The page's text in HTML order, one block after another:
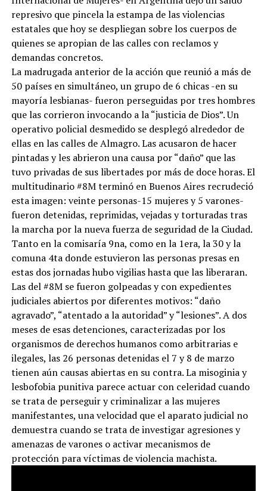
represivo que pincela la estampa de las violencias
estatales que hoy se despliegan sobre los cuerpos de
quienes se apropian de las calles con reclamos y
demandas concretos.
La madrugada anterior de la acción que reunió a más de
50 países en simultáneo, un grupo de 6 chicas -en su
mayoría lesbianas- fueron perseguidas por tres hombres
que las corrieron invocando a la “justicia de Dios”. Un
operativo policial desmedido se desplegó alrededor de
ellas en las calles de Almagro. Las acusaron de hacer
pintadas y les abrieron una causa por “daño” que las
tuvo privadas de sus libertades por más de doce horas. El
multitudinario #8M terminó en Buenos Aires recrudeció
esta imagen: veinte personas-15 mujeres y 5 varones-
fueron detenidas, reprimidas, vejadas y torturadas tras
la marcha por la nueva fuerza de seguridad de la Ciudad.
Tanto en la comisaría 9na, como en la 1era, la 30 y la
comuna 4ta donde estuvieron las personas presas en
estas dos jornadas hubo vigilias hasta que las liberaran.
Las del #8M se fueron golpeadas y con expedientes
judiciales abiertos por diferentes motivos: “daño
agravado”, “atentado a la autoridad” y “lesiones”. A dos
meses de esas detenciones, caracterizadas por los
organismos de derechos humanos como arbitrarias e
ilegales, las 26 personas detenidas el 7 y 8 de marzo
tienen aún causas abiertas en su contra. La misoginia y
lesbofobia punitiva parece actuar con celeridad cuando
se trata de perseguir y criminalizar a las mujeres
manifestantes, una velocidad que el aparato judicial no
demuestra cuando se trata de investigar agresiones y
amenazas de varones o activar mecanismos de
protección para víctimas de violencia machista.